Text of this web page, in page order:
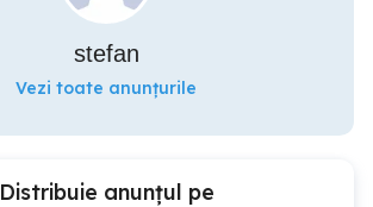
stefan
Vezi toate anunțurile
Distribuie anunțul pe